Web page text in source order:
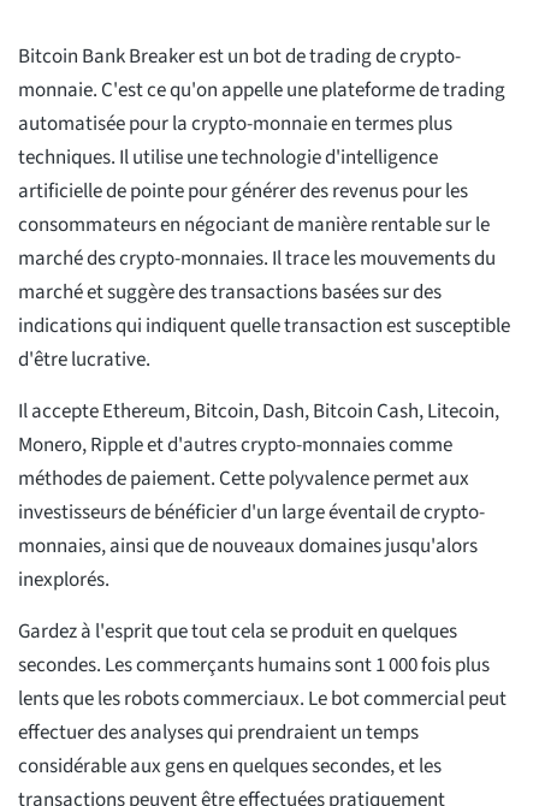
Bitcoin Bank Breaker est un bot de trading de crypto-
monnaie. C'est ce qu'on appelle une plateforme de trading
automatisée pour la crypto-monnaie en termes plus
techniques. Il utilise une technologie d'intelligence
artificielle de pointe pour générer des revenus pour les
consommateurs en négociant de manière rentable sur le
marché des crypto-monnaies. Il trace les mouvements du
marché et suggère des transactions basées sur des
indications qui indiquent quelle transaction est susceptible
d'être lucrative.
Il accepte Ethereum, Bitcoin, Dash, Bitcoin Cash, Litecoin,
Monero, Ripple et d'autres crypto-monnaies comme
méthodes de paiement. Cette polyvalence permet aux
investisseurs de bénéficier d'un large éventail de crypto-
monnaies, ainsi que de nouveaux domaines jusqu'alors
inexplorés.
Gardez à l'esprit que tout cela se produit en quelques
secondes. Les commerçants humains sont 1 000 fois plus
lents que les robots commerciaux. Le bot commercial peut
effectuer des analyses qui prendraient un temps
considérable aux gens en quelques secondes, et les